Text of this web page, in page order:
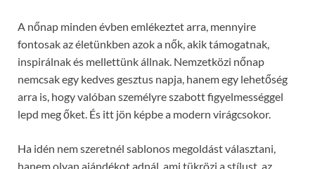
A nőnap minden évben emlékeztet arra, mennyire
fontosak az életünkben azok a nők, akik támogatnak,
inspirálnak és mellettünk állnak. Nemzetközi nőnap
nemcsak egy kedves gesztus napja, hanem egy lehetőség
arra is, hogy valóban személyre szabott figyelmességgel
lepd meg őket. És itt jön képbe a modern virágcsokor.
Ha idén nem szeretnél sablonos megoldást választani,
hanem olyan ajándékot adnál, ami tükrözi a stílust, az